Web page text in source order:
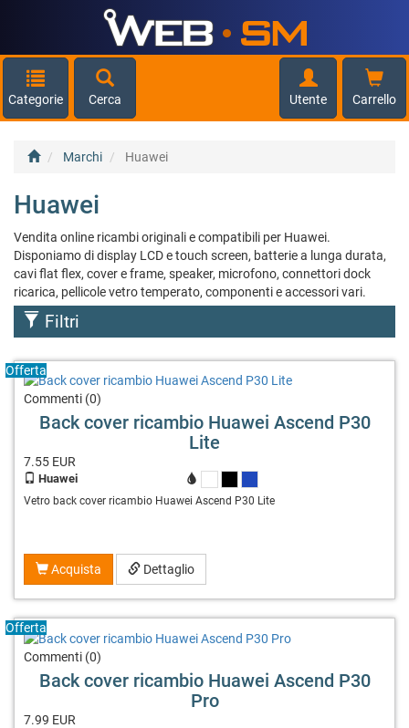
Categorie Cerca Utente Carrello
Marchi Huawei
Huawei
Vendita online ricambi originali e compatibili per Huawei.
Disponiamo di display LCD e touch screen, batterie a lunga durata,
cavi flat flex, cover e frame, speaker, microfono, connettori dock
ricarica, pellicole vetro temperato, componenti e accessori vari.
Filtri
Offerta
Commenti (0)
Back cover ricambio Huawei Ascend P30
Lite
7.55 EUR
Huawei
Vetro back cover ricambio Huawei Ascend P30 Lite
Acquista Dettaglio
Offerta
Commenti (0)
Back cover ricambio Huawei Ascend P30
Pro
7.99 EUR